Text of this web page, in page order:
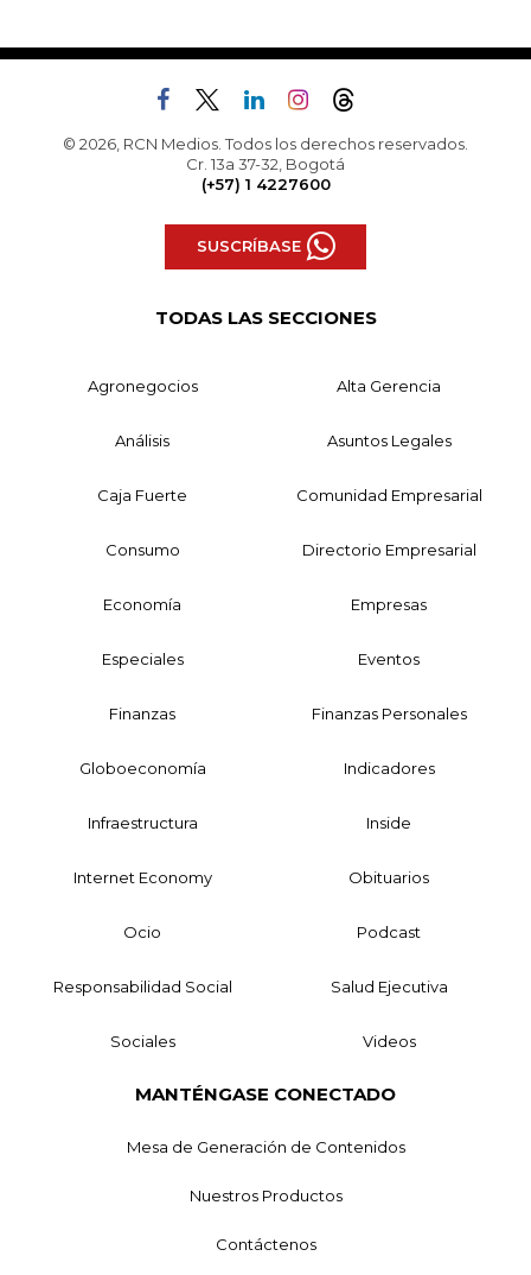
© 2026, RCN Medios. Todos los derechos reservados.
Cr. 13a 37-32, Bogotá
(+57) 1 4227600
SUSCRÍBASE
TODAS LAS SECCIONES
Agronegocios Alta Gerencia
Análisis Asuntos Legales
Caja Fuerte Comunidad Empresarial
Consumo Directorio Empresarial
Economía Empresas
Especiales Eventos
Finanzas Finanzas Personales
Globoeconomía Indicadores
Infraestructura Inside
Internet Economy Obituarios
Ocio Podcast
Responsabilidad Social Salud Ejecutiva
Sociales Videos
MANTÉNGASE CONECTADO
Mesa de Generación de Contenidos
Nuestros Productos
Contáctenos